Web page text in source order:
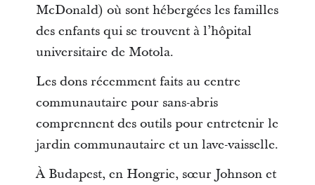
McDonald) où sont hébergées les familles
des enfants qui se trouvent à l’hôpital
universitaire de Motola.
Les dons récemment faits au centre
communautaire pour sans-abris
comprennent des outils pour entretenir le
jardin communautaire et un lave-vaisselle.
À Budapest, en Hongrie, sœur Johnson et